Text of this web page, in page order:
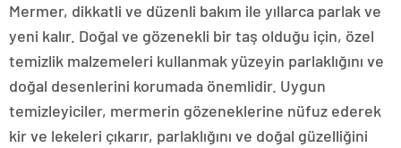
Mermer, dikkatli ve düzenli bakım ile yıllarca parlak ve
yeni kalır. Doğal ve gözenekli bir taş olduğu için, özel
temizlik malzemeleri kullanmak yüzeyin parlaklığını ve
doğal desenlerini korumada önemlidir. Uygun
temizleyiciler, mermerin gözeneklerine nüfuz ederek
kir ve lekeleri çıkarır, parlaklığını ve doğal güzelliğini